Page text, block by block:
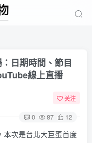
日期時間、節目
線上直播
关注
0 87 12
本次是台北大巨蛋首度